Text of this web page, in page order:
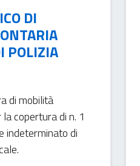
DI
POLIZIA
di mobilità
copertura di n. 1
indeterminato di